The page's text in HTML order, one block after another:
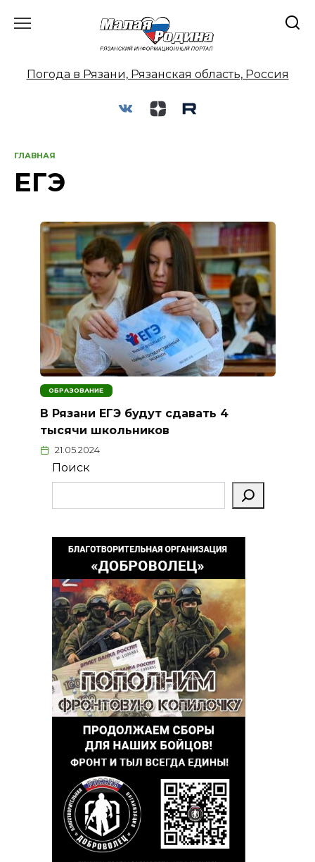
Погода в Рязани, Рязанская область, Россия
ГЛАВНАЯ
ЕГЭ
ОБРАЗОВАНИЕ
В Рязани ЕГЭ будут сдавать 4
тысячи школьников
21.05.2024
Поиск